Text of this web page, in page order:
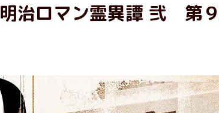
明治ロマン霊異譚 弐 第